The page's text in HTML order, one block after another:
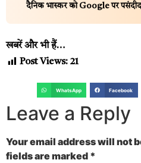
दैनिक भास्कर को Google पर
खबरें और भी हैं…
Post Views: 21
WhatsApp Facebook
Leave a Reply
Your email address will not
fields are marked *